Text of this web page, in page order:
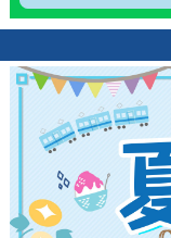
サイトについて